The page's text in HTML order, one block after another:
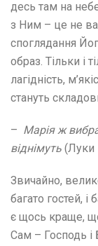
десь там на
з Ним – це не
споглядання
образ. Тільки і
лагідність,
стануть
– Марія ж
віднімуть (Луки
Звичайно,
багато гостей,
є щось краще,
Сам – Господь і